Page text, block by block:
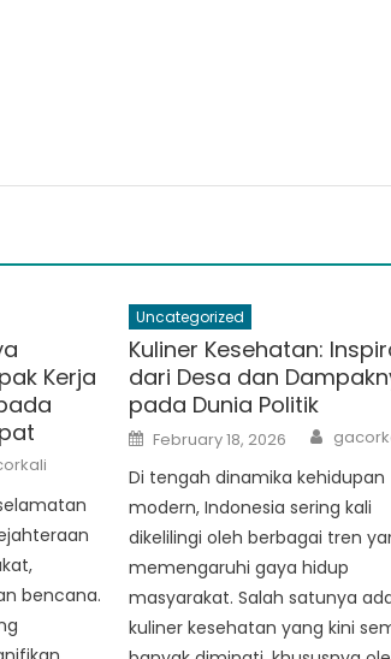
Kerja
bencana.
Uncategorized
Kuliner Kesehatan:
dari Desa dan
pada Dunia Politik
Posted
on
February 18, 2026 Author
Di tengah dinamika kehidupan
modern, Indonesia sering kali
dikelilingi oleh berbagai tren
memengaruhi gaya hidup
masyarakat. Salah satunya
kuliner kesehatan yang kini